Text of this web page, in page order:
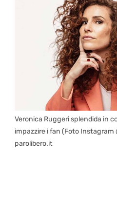
Veronica Ruggeri splendida in
impazzire i fan (Foto Instagram
parolibero.it